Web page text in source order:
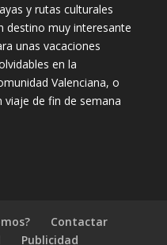
y rutas culturales
destino muy interesante
unas vacaciones
en la
Valenciana, o
viaje de fin de semana
Contactar
Publicidad